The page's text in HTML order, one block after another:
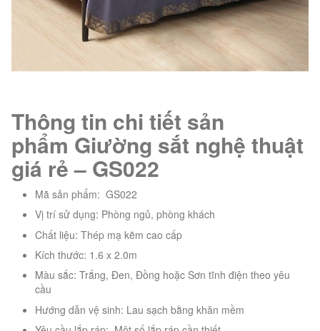
Thông tin chi tiết sản
phẩm Giường sắt nghệ thuật
giá rẻ – GS022
Mã sản phẩm: GS022
Vị trí sử dụng: Phòng ngủ, phòng khách
Chất liệu: Thép mạ kẽm cao cấp
Kích thước: 1.6 x 2.0m
Màu sắc: Trắng, Đen, Đồng hoặc Sơn tĩnh điện theo yêu
cầu
Hướng dẫn vệ sinh: Lau sạch bằng khăn mềm